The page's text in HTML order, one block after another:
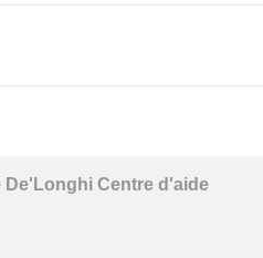
De'Longhi Centre d'aide